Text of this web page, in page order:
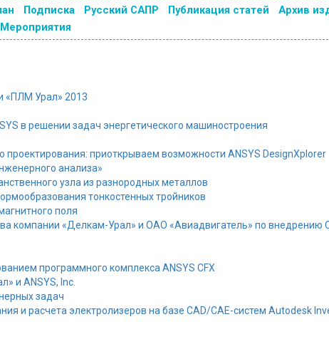
Подписка Русский САПР Публикация статей
Архив
Мероприятия
«ПЛМ Урал» 2013
в решении задач энергетического машиностроения
приоткрываем возможности ANSYS DesignXplorer
анализа»
узла из разнородных металлов
тонкостенных тройников
поля
компании «Делкам-Урал» и ОАО «Авиадвигатель» по внедрению
программного комплекса ANSYS CFX
и ANSYS, Inc.
задач
и расчета электролизеров на базе CAD/CAE-систем Autodesk